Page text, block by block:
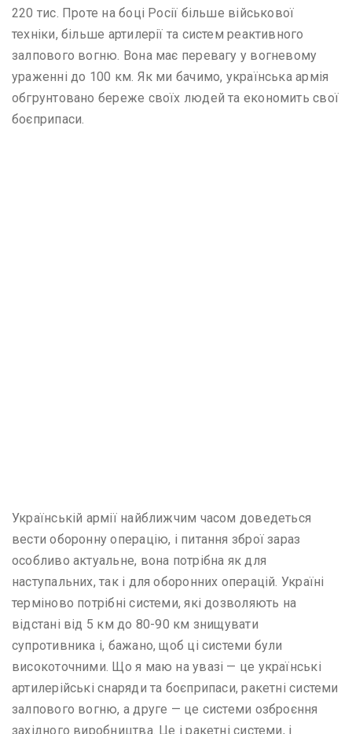
220 тис. Проте на боці Росії більше військової
техніки, більше артилерії та систем реактивного
залпового вогню. Вона має перевагу у вогневому
ураженні до 100 км. Як ми бачимо, українська армія
обгрунтовано береже своїх людей та економить свої
боєприпаси.
Українській армії найближчим часом доведеться
вести оборонну операцію, і питання зброї зараз
особливо актуальне, вона потрібна як для
наступальних, так і для оборонних операцій. Україні
терміново потрібні системи, які дозволяють на
відстані від 5 км до 80-90 км знищувати
супротивника і, бажано, щоб ці системи були
високоточними. Що я маю на увазі — це українські
артилерійські снаряди та боєприпаси, ракетні системи
залпового вогню, а друге — це системи озброєння
західного виробництва. Це і ракетні системи, і